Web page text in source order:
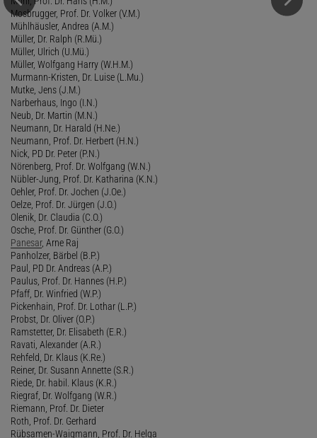
Mosbrugger, Prof. Dr. Volker (V.M.)
Mühlhäusler, Andrea (A.M.)
Müller, Dr. Ralph (R.Mü.)
Müller, Ulrich (U.Mü.)
Müller, Wolfgang Harry (W.H.M.)
Murmann-Kristen, Dr. Luise (L.Mu.)
Mutke, Jens (J.M.)
Narberhaus, Ingo (I.N.)
Neub, Dr. Martin (M.N.)
Neumann, Dr. Harald (H.Ne.)
Neumann, Prof. Dr. Herbert (H.N.)
Nick, PD Dr. Peter (P.N.)
Nörenberg, Prof. Dr. Wolfgang (W.N.)
Nübler-Jung, Prof. Dr. Katharina (K.N.)
Oehler, Prof. Dr. Jochen (J.Oe.)
Oelze, Prof. Dr. Jürgen (J.O.)
Olenik, Dr. Claudia (C.O.)
Osche, Prof. Dr. Günther (G.O.)
Panesar, Arne Raj
Panholzer, Bärbel (B.P.)
Paul, PD Dr. Andreas (A.P.)
Paulus, Prof. Dr. Hannes (H.P.)
Pfaff, Dr. Winfried (W.P.)
Pickenhain, Prof. Dr. Lothar (L.P.)
Probst, Dr. Oliver (O.P.)
Ramstetter, Dr. Elisabeth (E.R.)
Ravati, Alexander (A.R.)
Rehfeld, Dr. Klaus (K.Re.)
Reiner, Dr. Susann Annette (S.R.)
Riede, Dr. habil. Klaus (K.R.)
Riegraf, Dr. Wolfgang (W.R.)
Riemann, Prof. Dr. Dieter
Roth, Prof. Dr. Gerhard
Rübsamen-Waigmann, Prof. Dr. Helga